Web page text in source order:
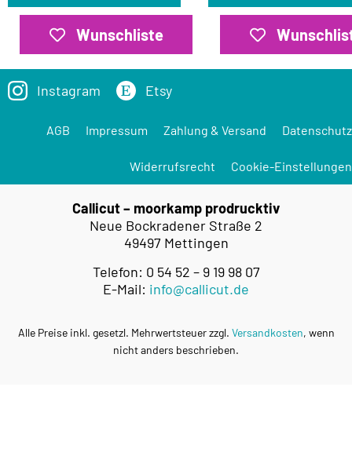
Wunschliste
Instagram Etsy
AGB Impressum Zahlung & Versand Datenschutz
Widerrufsrecht Cookie-Einstellungen
Callicut – moorkamp prodrucktiv
Neue Bockradener Straße 2
49497 Mettingen
Telefon: 0 54 52 – 9 19 98 07
E-Mail: info@callicut.de
Alle Preise inkl. gesetzl. Mehrwertsteuer zzgl. Versandkosten, wenn
nicht anders beschrieben.